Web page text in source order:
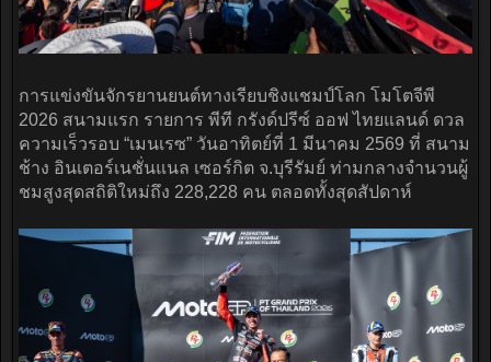
การแข่งขันจักรยานยนต์ทางเรียบชิงแชมป์โลก โมโตจีพี
2026 สนามแรก รายการ พีที กรังด์ปรีซ์ ออฟ ไทยแลนด์ ดวล
ความเร็วรอบ “เมนเรซ” วันอาทิตย์ที่ 1 มีนาคม 2569 ที่ สนาม
ช้าง อินเตอร์เนชั่นแนล เซอร์กิต จ.บุรีรัมย์ ท่ามกลางจำนวนผู้
ชมสูงสุดสถิติใหม่ถึง 228,228 คน ตลอดทั้งสุดสัปดาห์